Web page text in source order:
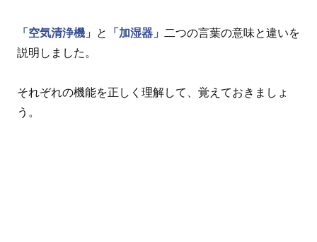
「空気清浄機」 と 「加湿器」
二つの言葉の意味と違いを
説明しました。
それぞれの機能を正しく理解して、覚えておきましょ
う。